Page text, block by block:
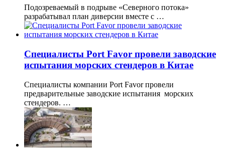
Подозреваемый в подрыве «Северного потока»
разрабатывал план диверсии вместе с …
Специалисты Port Favor провели заводские
испытания морских стендеров в Китае
Специалисты компании Port Favor провели
предварительные заводские испытания морских
стендеров. …